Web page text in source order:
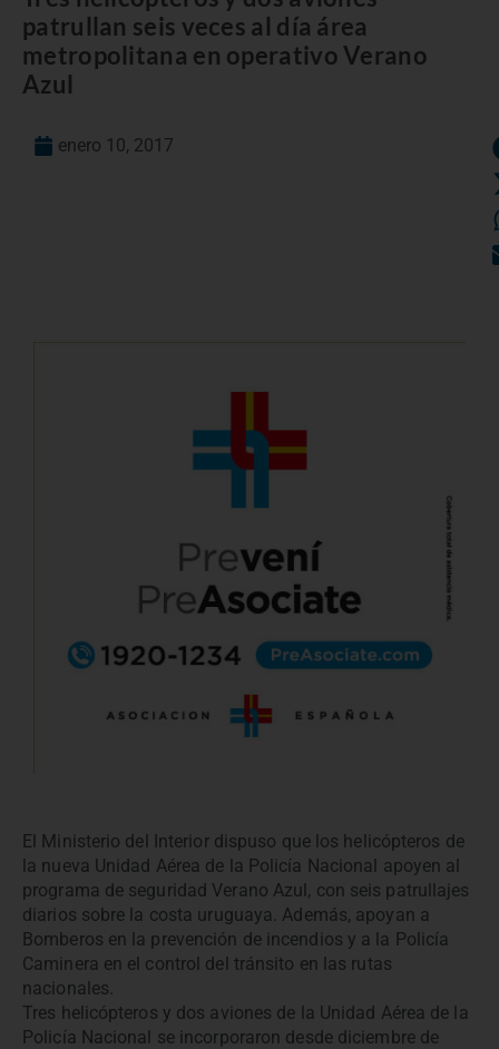
patrullan seis veces al día área
metropolitana en operativo Verano
Azul
enero 10, 2017
El Ministerio del Interior dispuso que los helicópteros de
la nueva Unidad Aérea de la Policía Nacional apoyen al
programa de seguridad Verano Azul, con seis patrullajes
diarios sobre la costa uruguaya. Además, apoyan a
Bomberos en la prevención de incendios y a la Policía
Caminera en el control del tránsito en las rutas
nacionales.
Tres helicópteros y dos aviones de la Unidad Aérea de la
Policía Nacional se incorporaron desde diciembre de